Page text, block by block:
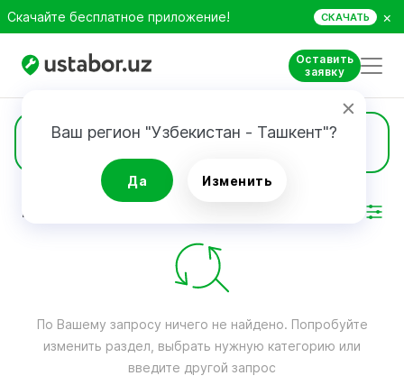
Скачайте бесплатное приложение! СКАЧАТЬ ×
Оставить
заявку
Ваш регион "Узбекистан - Ташкент"?
Да Изменить
Пошив чехлов
РЕЗУЛЬТАТ
По Вашему запросу ничего не найдено. Попробуйте
изменить раздел, выбрать нужную категорию или
введите другой запрос